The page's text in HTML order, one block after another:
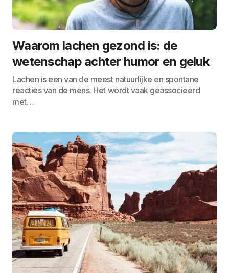
Waarom lachen gezond is: de
wetenschap achter humor en geluk
Lachen is een van de meest natuurlijke en spontane
reacties van de mens. Het wordt vaak geassocieerd
met…